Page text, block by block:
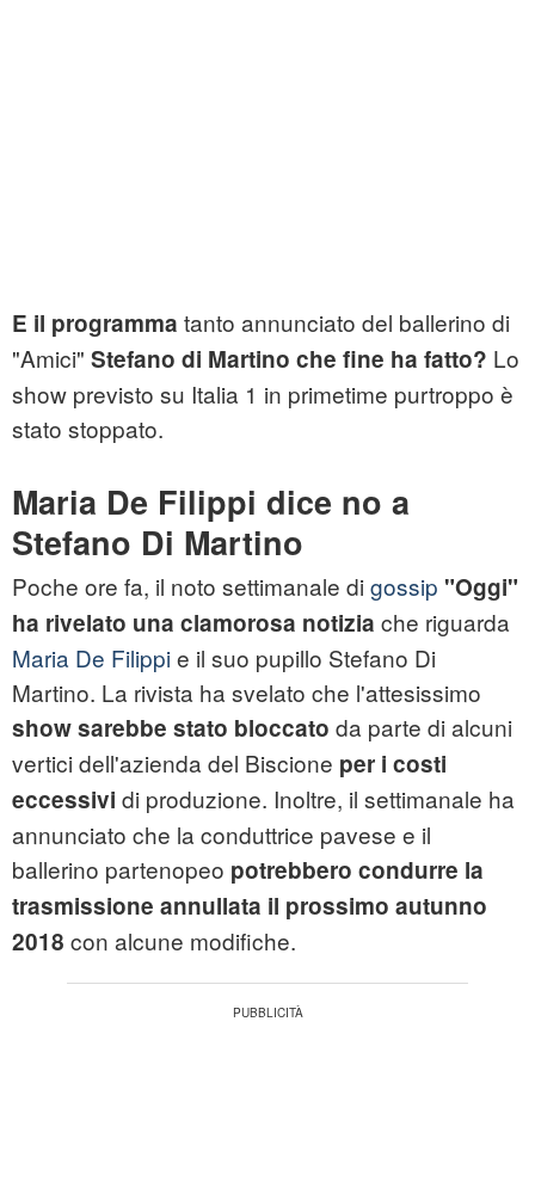
E il programma tanto annunciato del ballerino di
"Amici" Stefano di Martino che fine ha fatto? Lo
show previsto su Italia 1 in primetime purtroppo è
stato stoppato.
Maria De Filippi dice no a
Stefano Di Martino
Poche ore fa, il noto settimanale di gossip "Oggi"
ha rivelato una clamorosa notizia che riguarda
Maria De Filippie il suo pupillo Stefano Di
Martino. La rivista ha svelato che l'attesissimo
show sarebbe stato bloccato da parte di alcuni
vertici dell'azienda del Biscione per i costi
eccessivi di produzione. Inoltre, il settimanale ha
annunciato che la conduttrice pavese e il
ballerino partenopeo potrebbero condurre la
trasmissione annullata il prossimo autunno
2018 con alcune modifiche.